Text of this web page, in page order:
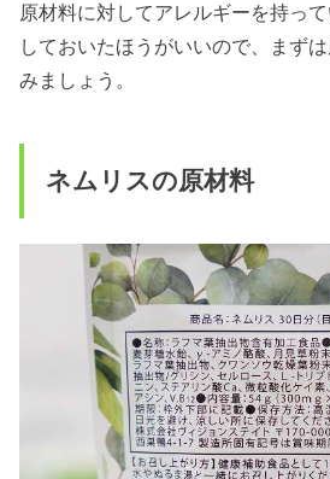
原材料に対してアレルギーを持っ
しておいたほうがいいので、まず
みましょう。
ネムリスの原材料